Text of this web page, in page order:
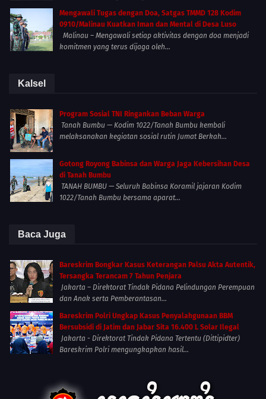
Mengawali Tugas dengan Doa, Satgas TMMD 128 Kodim
0910/Malinau Kuatkan Iman dan Mental di Desa Luso
Malinau – Mengawali setiap aktivitas dengan doa menjadi
komitmen yang terus dijaga oleh...
Kalsel
Program Sosial TNI Ringankan Beban Warga
Tanah Bumbu — Kodim 1022/Tanah Bumbu kembali
melaksanakan kegiatan sosial rutin Jumat Berkah...
Gotong Royong Babinsa dan Warga Jaga Kebersihan Desa
di Tanah Bumbu
TANAH BUMBU — Seluruh Babinsa Koramil jajaran Kodim
1022/Tanah Bumbu bersama aparat...
Baca Juga
Bareskrim Bongkar Kasus Keterangan Palsu Akta Autentik,
Tersangka Terancam 7 Tahun Penjara
Jakarta – Direktorat Tindak Pidana Pelindungan Perempuan
dan Anak serta Pemberantasan...
Bareskrim Polri Ungkap Kasus Penyalahgunaan BBM
Bersubsidi di Jatim dan Jabar Sita 16.400 L Solar Ilegal
Jakarta - Direktorat Tindak Pidana Tertentu (Dittipidter)
Bareskrim Polri mengungkapkan hasil...